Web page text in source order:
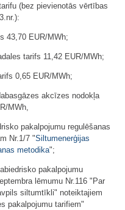
(bez pievienotās vērtības
43,70 EUR/MWh;
tarifs 11,42 EUR/MWh;
0,65 EUR/MWh;
akcīzes nodokļa
MWh,
pakalpojumu regulēšanas
Nr.1/7 "Siltumenerģijas
metodika";
pakalpojumu
lēmumu Nr.116 "Par
siltumtīkli" noteiktajiem
pakalpojumu tarifiem"